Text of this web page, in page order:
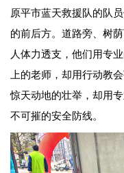
原平市蓝天救援队的队
的前后方。道路旁、树
人体力透支，他们用专
上的老师，却用行动教
惊天动地的壮举，却用
不可摧的安全防线。